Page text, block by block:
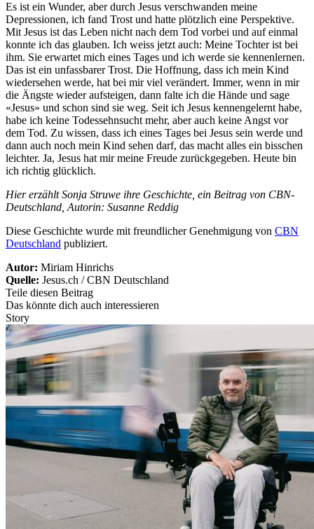
Es ist ein Wunder, aber durch Jesus verschwanden meine
Depressionen, ich fand Trost und hatte plötzlich eine Perspektive.
Mit Jesus ist das Leben nicht nach dem Tod vorbei und auf einmal
konnte ich das glauben. Ich weiss jetzt auch: Meine Tochter ist bei
ihm. Sie erwartet mich eines Tages und ich werde sie kennenlernen.
Das ist ein unfassbarer Trost. Die Hoffnung, dass ich mein Kind
wiedersehen werde, hat bei mir viel verändert. Immer, wenn in mir
die Ängste wieder aufsteigen, dann falte ich die Hände und sage
«Jesus» und schon sind sie weg. Seit ich Jesus kennengelernt habe,
habe ich keine Todessehnsucht mehr, aber auch keine Angst vor
dem Tod. Zu wissen, dass ich eines Tages bei Jesus sein werde und
dann auch noch mein Kind sehen darf, das macht alles ein bisschen
leichter. Ja, Jesus hat mir meine Freude zurückgegeben. Heute bin
ich richtig glücklich.
Hier erzählt Sonja Struwe ihre Geschichte, ein Beitrag von CBN-
Deutschland, Autorin: Susanne Reddig
Diese Geschichte wurde mit freundlicher Genehmigung von CBN
Deutschland publiziert.
Autor: Miriam Hinrichs
Quelle: Jesus.ch / CBN Deutschland
Teile diesen Beitrag
Das könnte dich auch interessieren
Story